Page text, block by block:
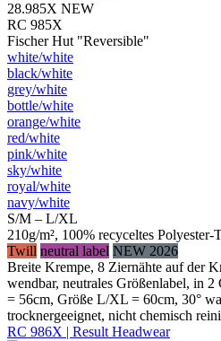
28.985X NEW
RC 985X
Fischer Hut "Reversible"
white/​white
black/​white
grey/​white
bottle/​white
orange/​white
red/​white
pink/​white
sky/​white
royal/​white
navy/​white
S/M – L/XL
210g/m², 100% recyceltes Polyester-
Twill neutral label NEW 2026
Breite Krempe, 8 Ziernähte auf der
wendbar, neutrales Größenlabel, in
= 56cm, Größe L/XL = 60cm, 30°
trocknergeeignet, nicht chemisch
RC 986X | Result Headwear